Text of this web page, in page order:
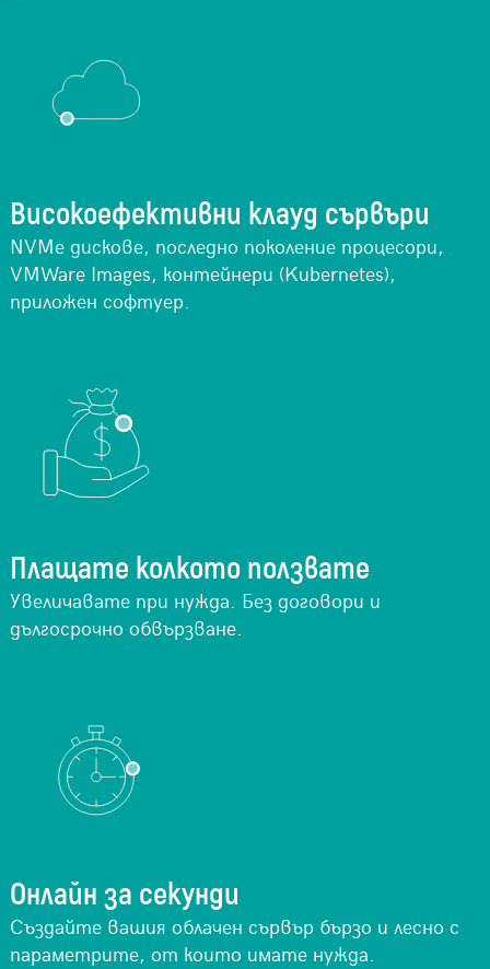
Високоефективни клауд сървъри
NVMe дискове, последно поколение процесори,
VMWare Images, контейнери (Kubernetes),
приложен софтуер.
Плащате колкото ползвате
Увеличавате при нужда. Без договори и
дългосрочно обвързване.
Онлайн за секунди
Създайте вашия облачен сървър бързо и лесно с
параметрите, от които имате нужда.